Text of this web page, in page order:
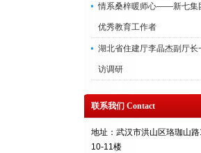
情系桑梓暖师心——新七集
优秀教育工作者
湖北省住建厅李晶杰副厅长
访调研
联系我们 Contact
地址：武汉市洪山区珞珈山
10-11楼